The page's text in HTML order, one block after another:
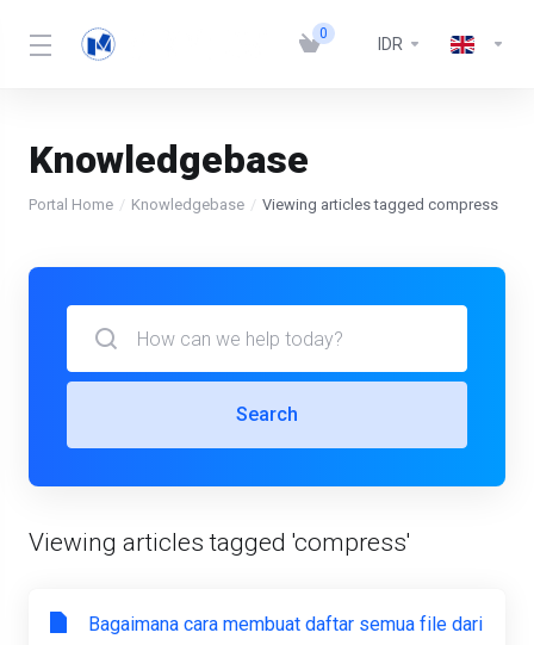
0
IDR
Knowledgebase
Portal Home Knowledgebase Viewing articles tagged compress
Search
Viewing articles tagged 'compress'
Bagaimana cara membuat daftar semua file dari